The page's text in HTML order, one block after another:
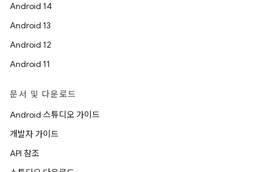
Android 14
Android 13
Android 12
Android 11
문서 및 다운로드
Android 스튜디오 가이드
개발자 가이드
API 참조